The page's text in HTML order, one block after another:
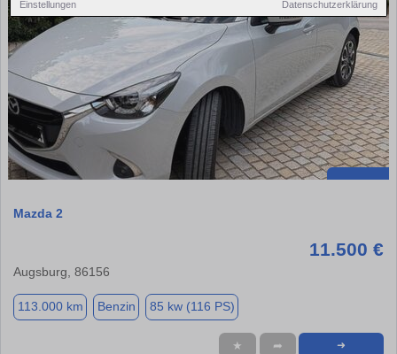
Einstellungen Datenschutzerklärung
Mazda 2
11.500 €
Augsburg, 86156
113.000 km Benzin 85 kw (116 PS)
★ ➦ ➜